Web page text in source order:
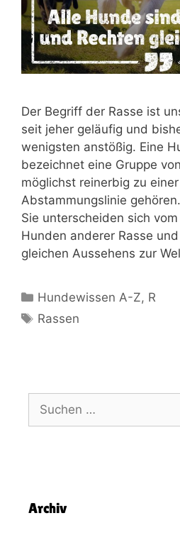
Der Begriff der Rasse ist
seit jeher geläufig und
wenigsten anstößig. Eine
bezeichnet eine Gruppe
möglichst reinerbig zu
Abstammungslinie gehören.
Sie unterscheiden sich
Hunden anderer Rasse
gleichen Aussehens zur
Hundewissen A-Z, R
Rassen
Archiv